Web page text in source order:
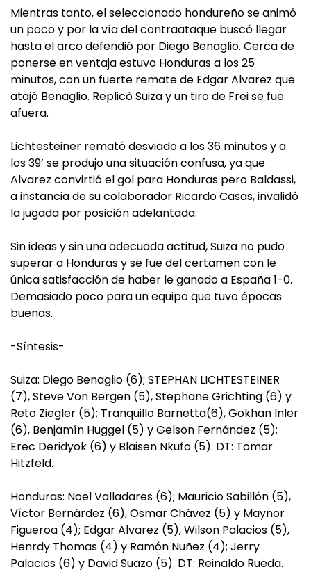
Mientras tanto, el seleccionado hondureño se animó
un poco y por la vía del contraataque buscó llegar
hasta el arco defendió por Diego Benaglio. Cerca de
ponerse en ventaja estuvo Honduras a los 25
minutos, con un fuerte remate de Edgar Alvarez que
atajó Benaglio. Replicò Suiza y un tiro de Frei se fue
afuera.
Lichtesteiner remató desviado a los 36 minutos y a
los 39’ se produjo una situación confusa, ya que
Alvarez convirtió el gol para Honduras pero Baldassi,
a instancia de su colaborador Ricardo Casas, invalidó
la jugada por posición adelantada.
Sin ideas y sin una adecuada actitud, Suiza no pudo
superar a Honduras y se fue del certamen con le
única satisfacción de haber le ganado a España 1-0.
Demasiado poco para un equipo que tuvo épocas
buenas.
-Síntesis-
Suiza: Diego Benaglio (6); STEPHAN LICHTESTEINER
(7), Steve Von Bergen (5), Stephane Grichting (6) y
Reto Ziegler (5); Tranquillo Barnetta(6), Gokhan Inler
(6), Benjamín Huggel (5) y Gelson Fernández (5);
Erec Deridyok (6) y Blaisen Nkufo (5). DT: Tomar
Hitzfeld.
Honduras: Noel Valladares (6); Mauricio Sabillón (5),
Víctor Bernárdez (6), Osmar Chávez (5) y Maynor
Figueroa (4); Edgar Alvarez (5), Wilson Palacios (5),
Henrdy Thomas (4) y Ramón Nuñez (4); Jerry
Palacios (6) y David Suazo (5). DT: Reinaldo Rueda.